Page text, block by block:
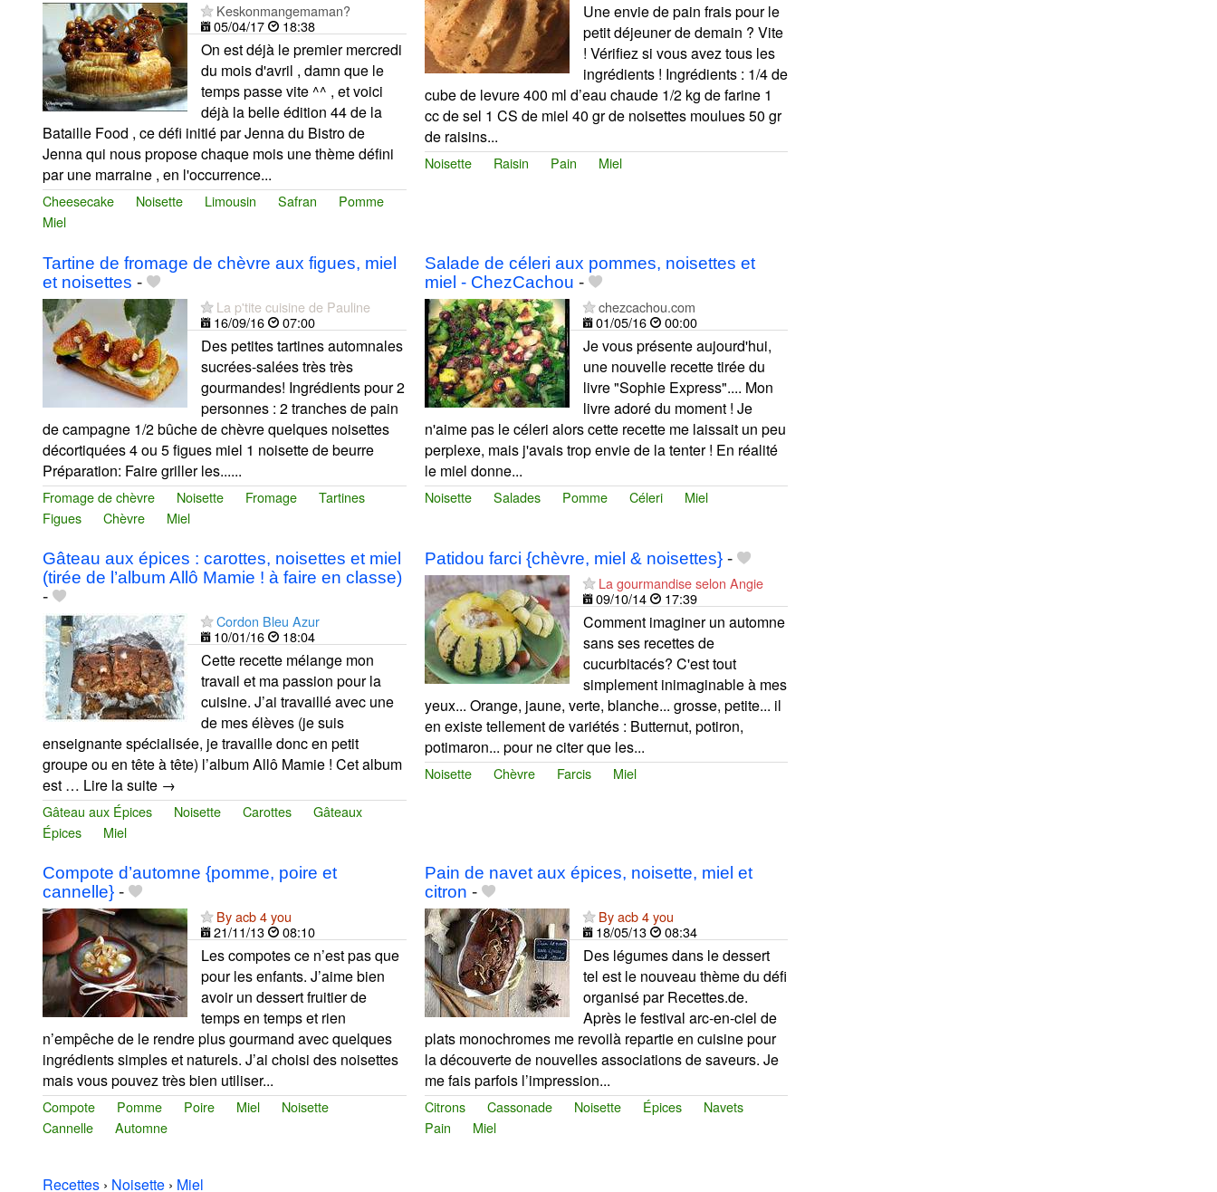
Keskonmangemaman?
05/04/17
18:38
On est déjà le premier mercredi
du mois d'avril , damn que le
temps passe vite ^^ , et voici
déjà la belle édition 44 de la
Bataille Food , ce défi initié par Jenna du Bistro de
Jenna qui nous propose chaque mois une thème défini
par une marraine , en l'occurrence...
Cheesecake Noisette Limousin Safran
Pomme
Miel
Une envie de pain frais pour le
petit déjeuner de demain ? Vite
! Vérifiez si vous avez tous les
ingrédients ! Ingrédients : 1/4 de
cube de levure 400 ml d’eau chaude 1/2 kg de farine 1
cc de sel 1 CS de miel 40 gr de noisettes moulues 50 gr
de raisins...
Noisette Raisin Pain Miel
Tartine de fromage de chèvre aux figues, miel
et noisettes -
La p'tite cuisine de Pauline
16/09/16
07:00
Des petites tartines automnales
sucrées-salées très très
gourmandes! Ingrédients pour 2
personnes : 2 tranches de pain
de campagne 1/2 bûche de chèvre quelques noisettes
décortiquées 4 ou 5 figues miel 1 noisette de beurre
Préparation: Faire griller les......
Fromage de chèvre Noisette Fromage
Tartines
Figues
Chèvre Miel
Salade de céleri aux pommes, noisettes et
miel - ChezCachou -
chezcachou.com
01/05/16
00:00
Je vous présente aujourd'hui,
une nouvelle recette tirée du
livre "Sophie Express".... Mon
livre adoré du moment ! Je
n'aime pas le céleri alors cette recette me laissait un peu
perplexe, mais j'avais trop envie de la tenter ! En réalité
le miel donne...
Noisette Salades Pomme Céleri Miel
Gâteau aux épices : carottes, noisettes et miel
(tirée de l’album Allô Mamie ! à faire en classe)
-
Cordon Bleu Azur
10/01/16
18:04
Cette recette mélange mon
travail et ma passion pour la
cuisine. J’ai travaillé avec une
de mes élèves (je suis
enseignante spécialisée, je travaille donc en petit
groupe ou en tête à tête) l’album Allô Mamie ! Cet album
est … Lire la suite →
Gâteau aux Épices Noisette Carottes
Gâteaux
Épices
Miel
Patidou farci {chèvre, miel & noisettes}-
La gourmandise selon Angie
09/10/14
17:39
Comment imaginer un automne
sans ses recettes de
cucurbitacés? C'est tout
simplement inimaginable à mes
yeux... Orange, jaune, verte, blanche... grosse, petite... il
en existe tellement de variétés : Butternut, potiron,
potimaron... pour ne citer que les...
Noisette Chèvre Farcis Miel
Compote d’automne {pomme, poire et
cannelle} -
By acb 4 you
21/11/13
08:10
Les compotes ce n’est pas que
pour les enfants. J’aime bien
avoir un dessert fruitier de
temps en temps et rien
n’empêche de le rendre plus gourmand avec quelques
ingrédients simples et naturels. J’ai choisi des noisettes
mais vous pouvez très bien utiliser...
Compote Pomme Poire Miel
Noisette
Cannelle
Automne
Pain de navet aux épices, noisette, miel et
citron -
By acb 4 you
18/05/13
08:34
Des légumes dans le dessert
tel est le nouveau thème du défi
organisé par Recettes.de.
Après le festival arc-en-ciel de
plats monochromes me revoilà repartie en cuisine pour
la découverte de nouvelles associations de saveurs. Je
me fais parfois l’impression...
Citrons Cassonade Noisette Épices
Navets
Pain
Miel
Recettes › Noisette › Miel